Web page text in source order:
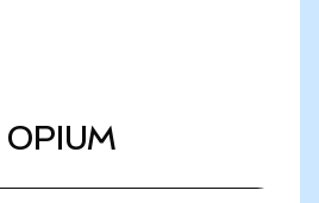
OPIUM